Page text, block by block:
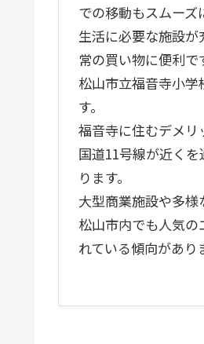
での移動もスムーズ
生活に必要な施設
常の買い物に便利で
松山市立福音寺小
す。
福音寺に住むデメリ
国道11号線が近く
ります。
大型商業施設や多様
松山市内でも人気
れている傾向があり